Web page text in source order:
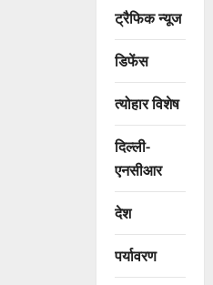
ट्रैफिक न्यूज
डिफेंस
त्योहार विशेष
दिल्ली-
एनसीआर
देश
पर्यावरण